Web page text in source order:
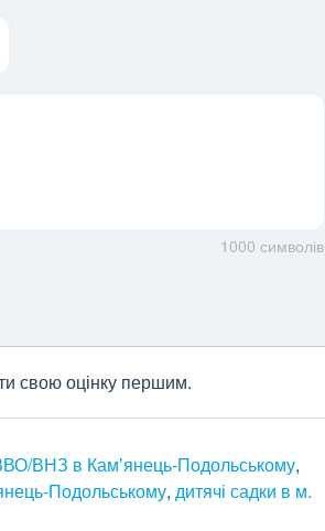
1000 символів
свою оцінку першим.
ВНЗ в Камʼянець-Подольському,
Подольському, дитячі садки в м.